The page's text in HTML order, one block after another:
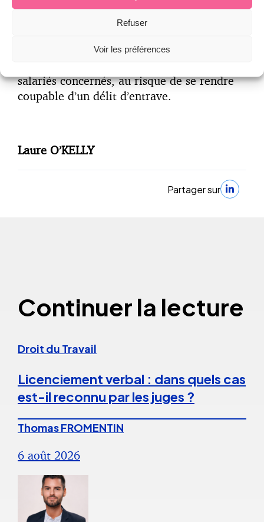
Refuser
Voir les préférences
En tous les cas, ces nouvelles obligations
l’employeur qui devra veiller à respecter
salariés concernés, au risque de se rendre
coupable d’un délit d’entrave.
Laure O’KELLY
Partager sur
Continuer la lecture
Droit du Travail
Licenciement verbal : dans quels cas
est-il reconnu par les juges ?
Thomas FROMENTIN
6 août 2026